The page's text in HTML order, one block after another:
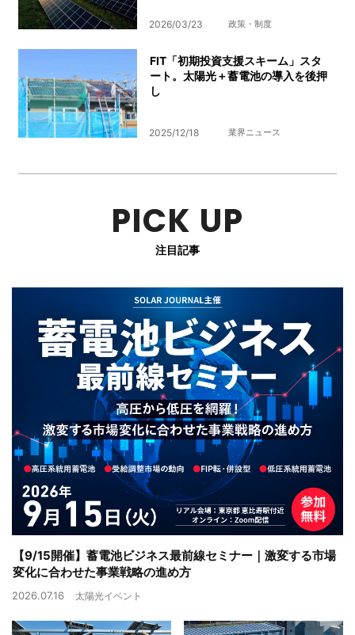
2026/03/23 政策・制度
FIT「初期投資支援スキーム」スタ
ート。太陽光＋蓄電池の導入を後押
し
2025/12/18 業界ニュース
PICK UP
注目記事
【9/15開催】蓄電池ビジネス最前線セミナー｜激変する市場
変化に合わせた事業戦略の進め方
2026.07.16 太陽光イベント